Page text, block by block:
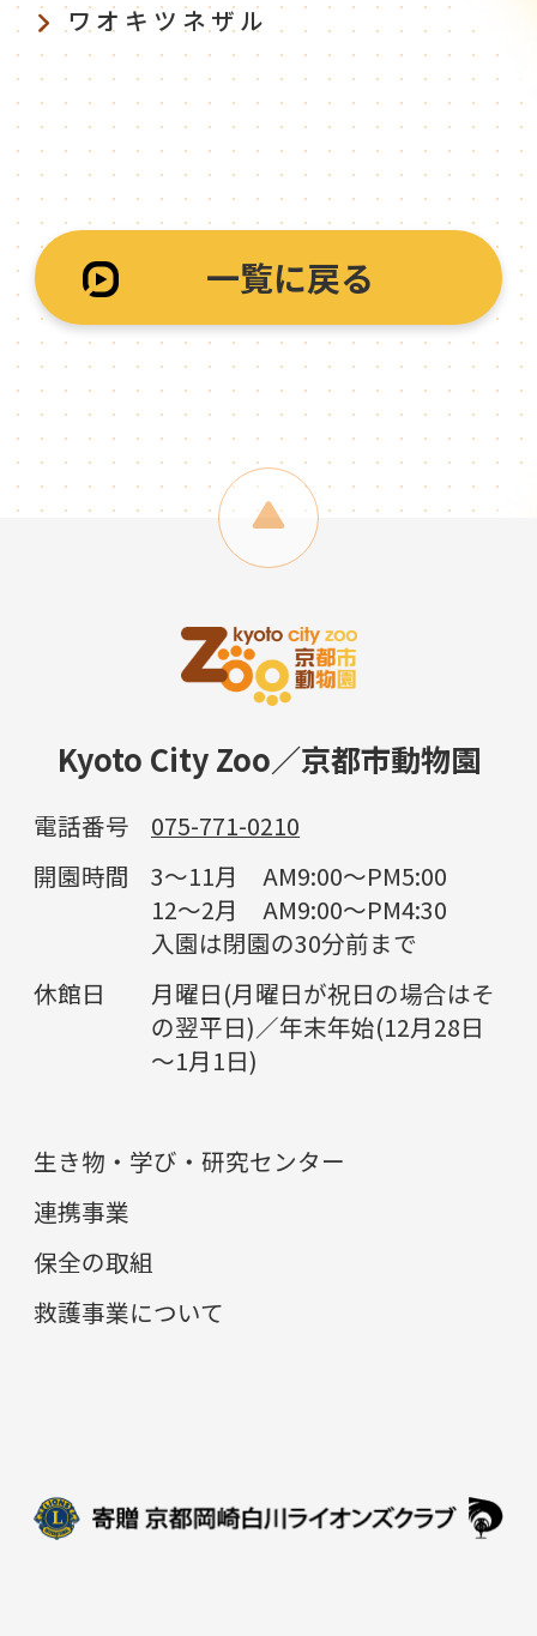
ワオキツネザル
一覧に戻る
Kyoto City Zoo／京都市動物園
電話番号
075-771-0210
開園時間
3～11月 AM9:00～PM5:00
12～2月 AM9:00～PM4:30
入園は閉園の30分前まで
休館日
月曜日(月曜日が祝日の場合はそ
の翌平日)／年末年始(12月28日
～1月1日)
生き物・学び・研究センター
連携事業
保全の取組
救護事業について